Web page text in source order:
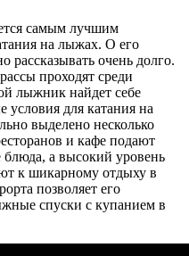
самым лучшим
на лыжах. О его
рассказывать очень долго.
проходят среди
лыжник найдет себе
условия для катания на
выделено несколько
и кафе подают
а высокий уровень
к шикарному отдыху в
позволяет его
спуски с купанием в